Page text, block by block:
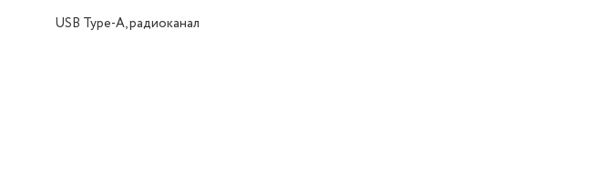
USB Type-A, радиоканал